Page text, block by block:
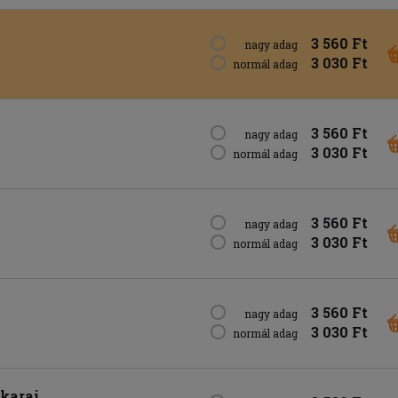
nagy adag 3 560 Ft
normál adag 3 030 Ft
nagy adag 3 560 Ft
normál adag 3 030 Ft
nagy adag 3 560 Ft
normál adag 3 030 Ft
nagy adag 3 560 Ft
normál adag 3 030 Ft